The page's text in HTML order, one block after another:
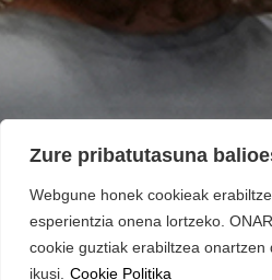
Zure pribatutasuna
Webgune honek cookieak
esperientzia onena lortzeko.
cookie guztiak erabiltzea onartzen
ikusi. Cookie Politika